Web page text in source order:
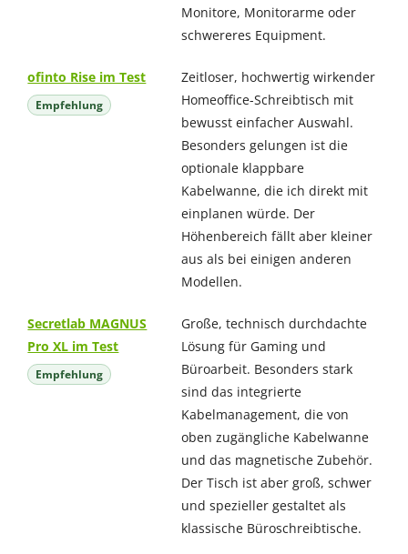
Monitore, Monitorarme oder
schwereres Equipment.
ofinto Rise im Test
Empfehlung
Zeitloser, hochwertig wirkender
Homeoffice-Schreibtisch mit
bewusst einfacher Auswahl.
Besonders gelungen ist die
optionale klappbare
Kabelwanne, die ich direkt mit
einplanen würde. Der
Höhenbereich fällt aber kleiner
aus als bei einigen anderen
Modellen.
Secretlab MAGNUS
Pro XL im Test
Empfehlung
Große, technisch durchdachte
Lösung für Gaming und
Büroarbeit. Besonders stark
sind das integrierte
Kabelmanagement, die von
oben zugängliche Kabelwanne
und das magnetische Zubehör.
Der Tisch ist aber groß, schwer
und spezieller gestaltet als
klassische Büroschreibtische.